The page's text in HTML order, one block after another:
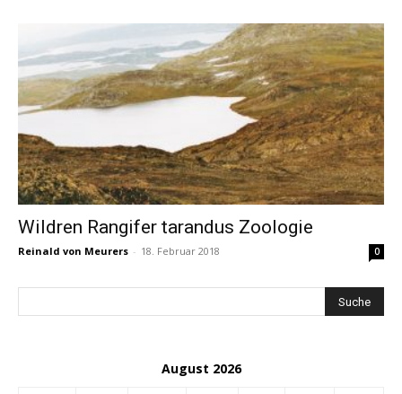
Wildren Rangifer tarandus Zoologie
Reinald von Meurers - 18. Februar 2018 0
August 2026